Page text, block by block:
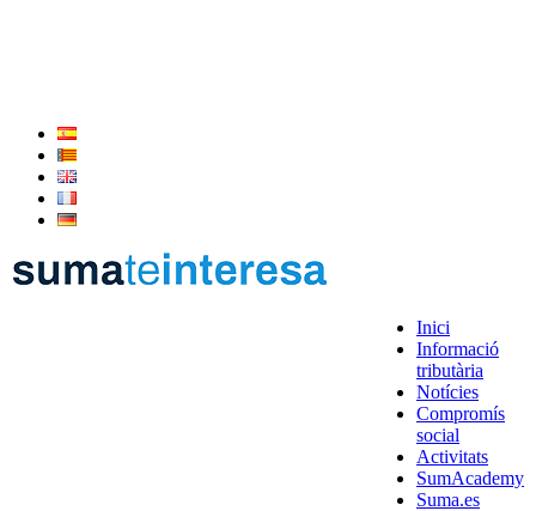
Inici
Informació
tributària
Notícies
Compromís
social
Activitats
SumAcademy
Suma.es